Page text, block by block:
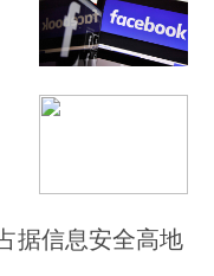
据信息安全高地